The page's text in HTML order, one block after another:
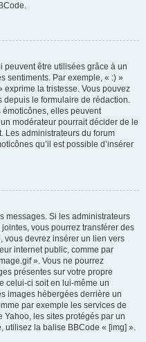
peuvent être utilisées grâce à un
sentiments. Par exemple, « :) »
exprime la tristesse. Vous pouvez
depuis le formulaire de rédaction.
elles peuvent
modérateur pourrait décider de le
Les administrateurs du forum
qu’il est possible d’insérer
messages. Si les administrateurs
vous pourrez transférer des
vous devrez insérer un lien vers
internet public, comme par
». Vous ne pourrez
présentes sur votre propre
celui-ci soit en lui-même un
images hébergées derrière un
par exemple les services de
les sites protégés par un
utilisez la balise BBCode « [img] ».